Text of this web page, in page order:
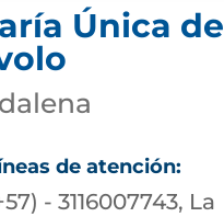
Única de
de atención:
- 3116007743, La